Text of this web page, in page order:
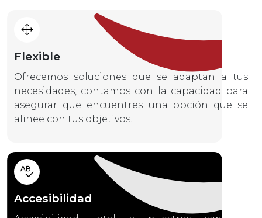
Flexible
Ofrecemos soluciones que se adaptan a tus
necesidades, contamos con la capacidad para
asegurar que encuentres una opción que se
alinee con tus objetivos.
Accesibilidad